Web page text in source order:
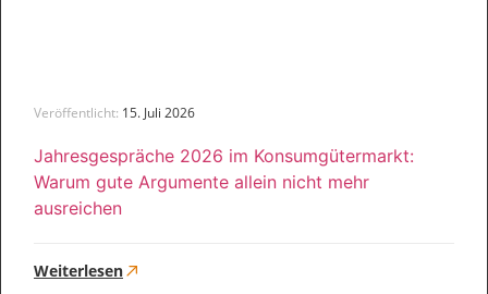
Veröffentlicht: 15. Juli 2026
Jahresgespräche 2026 im Konsumgütermarkt:
Warum gute Argumente allein nicht mehr
ausreichen
Weiterlesen